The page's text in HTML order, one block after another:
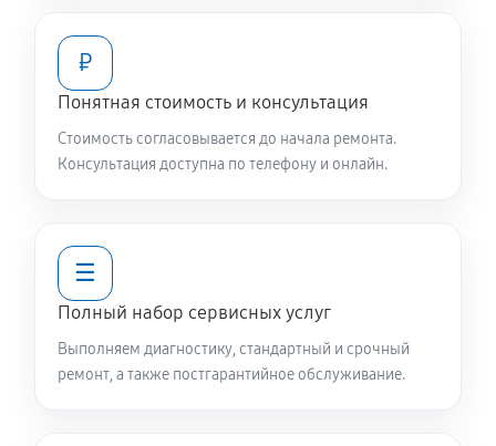
₽
Понятная стоимость и консультация
Стоимость согласовывается до начала ремонта.
Консультация доступна по телефону и онлайн.
☰
Полный набор сервисных услуг
Выполняем диагностику, стандартный и срочный
ремонт, а также постгарантийное обслуживание.